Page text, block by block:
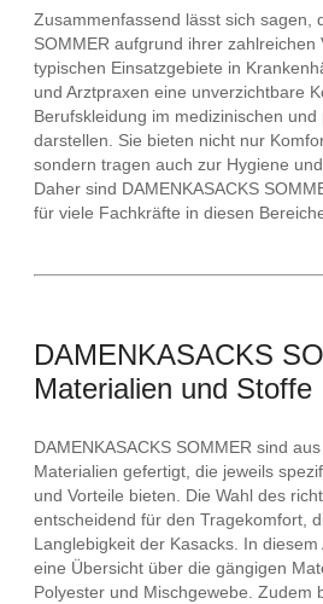
Zusammenfassend lässt sich sagen,
SOMMER aufgrund ihrer zahlreichen
typischen Einsatzgebiete in
und Arztpraxen eine unverzichtbare
Berufskleidung im medizinischen
darstellen. Sie bieten nicht nur
sondern tragen auch zur Hygiene
Daher sind DAMENKASACKS
für viele Fachkräfte in diesen
DAMENKASACKS
Materialien und Stoffe
DAMENKASACKS SOMMER sind
Materialien gefertigt, die jeweils
und Vorteile bieten. Die Wahl des
entscheidend für den Tragekomfort,
Langlebigkeit der Kasacks. In
eine Übersicht über die gängigen
Polyester und Mischgewebe. Zudem